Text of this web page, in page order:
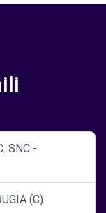
SNC -
(C)